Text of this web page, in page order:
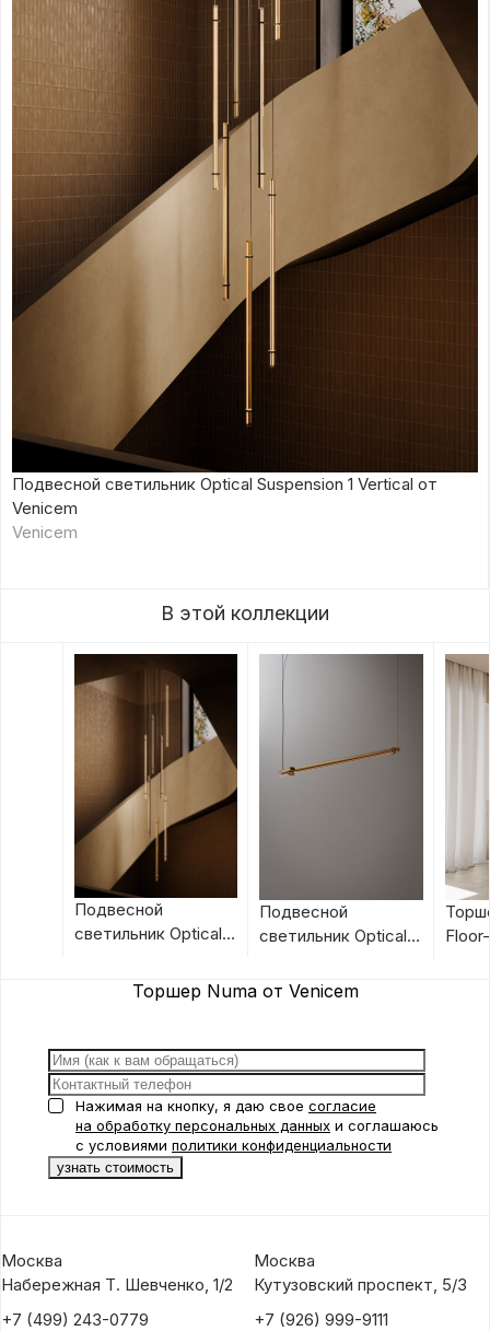
Подвесной светильник Optical Suspension 1 Vertical от
Venicem
Venicem
В этой коллекции
Подвесной
светильник Optical
от Venicem
Подвесной
светильник Optical
Venicem
Торшер Numa от Venicem
Нажимая на кнопку, я даю свое согласие
на обработку персональных данных и соглашаюсь
с условиями политики конфиденциальности
Москва
Набережная Т. Шевченко, 1/2
+7 (499) 243-0779
Москва
Кутузовский проспект, 5/3
+7 (926) 999-9111